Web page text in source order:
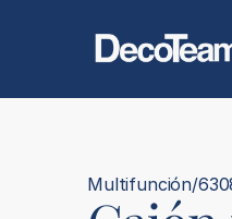
Multifunción/